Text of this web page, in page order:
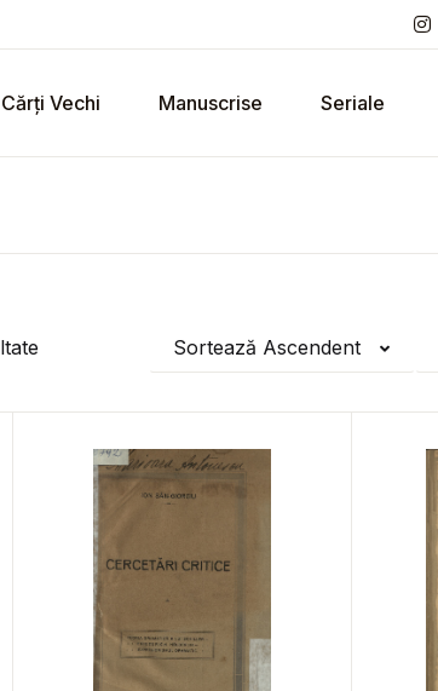
Cărți Vechi Manuscrise Seriale
Sortează Ascendent